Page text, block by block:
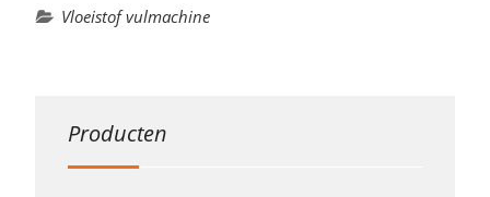
Vloeistof vulmachine
Producten